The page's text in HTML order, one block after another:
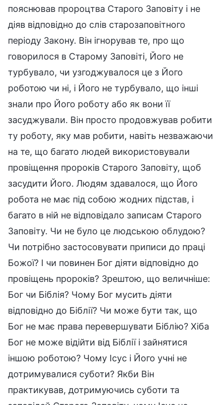
пояснював пророцтва Старого Заповіту і не
діяв відповідно до слів старозаповітного
періоду Закону. Він ігнорував те, про що
говорилося в Старому Заповіті, Його не
турбувало, чи узгоджувалося це з Його
роботою чи ні, і Його не турбувало, що інші
знали про Його роботу або як вони її
засуджували. Він просто продовжував робити
ту роботу, яку мав робити, навіть незважаючи
на те, що багато людей використовували
провіщення пророків Старого Заповіту, щоб
засудити Його. Людям здавалося, що Його
робота не має під собою жодних підстав, і
багато в ній не відповідало записам Старого
Заповіту. Чи не було це людською облудою?
Чи потрібно застосовувати приписи до праці
Божої? І чи повинен Бог діяти відповідно до
провіщень пророків? Зрештою, що величніше:
Бог чи Біблія? Чому Бог мусить діяти
відповідно до Біблії? Чи може бути так, що
Бог не має права перевершувати Біблію? Хіба
Бог не може відійти від Біблії і зайнятися
іншою роботою? Чому Ісус і Його учні не
дотримувалися суботи? Якби Він
практикував, дотримуючись суботи та